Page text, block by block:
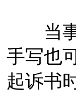
当事
手写也
起诉书